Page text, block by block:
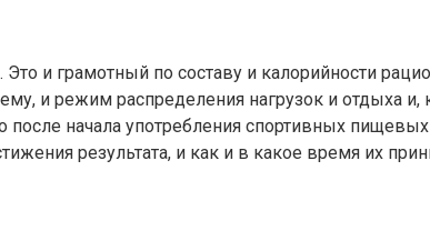
и грамотный по составу и калорийности
и режим распределения нагрузок и отдыха и,
после начала употребления спортивных
результата, и как и в какое время их